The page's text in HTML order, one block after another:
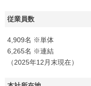
従業員数
4,909名 ※単体
6,265名 ※連結
（2025年12月末現在）